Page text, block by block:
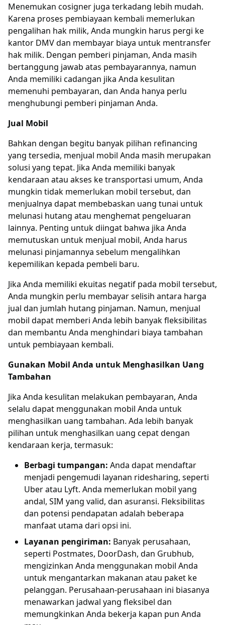
Menemukan cosigner juga terkadang lebih mudah.
Karena proses pembiayaan kembali memerlukan
pengalihan hak milik, Anda mungkin harus pergi ke
kantor DMV dan membayar biaya untuk mentransfer
hak milik. Dengan pemberi pinjaman, Anda masih
bertanggung jawab atas pembayarannya, namun
Anda memiliki cadangan jika Anda kesulitan
memenuhi pembayaran, dan Anda hanya perlu
menghubungi pemberi pinjaman Anda.
Jual Mobil
Bahkan dengan begitu banyak pilihan refinancing
yang tersedia, menjual mobil Anda masih merupakan
solusi yang tepat. Jika Anda memiliki banyak
kendaraan atau akses ke transportasi umum, Anda
mungkin tidak memerlukan mobil tersebut, dan
menjualnya dapat membebaskan uang tunai untuk
melunasi hutang atau menghemat pengeluaran
lainnya. Penting untuk diingat bahwa jika Anda
memutuskan untuk menjual mobil, Anda harus
melunasi pinjamannya sebelum mengalihkan
kepemilikan kepada pembeli baru.
Jika Anda memiliki ekuitas negatif pada mobil tersebut,
Anda mungkin perlu membayar selisih antara harga
jual dan jumlah hutang pinjaman. Namun, menjual
mobil dapat memberi Anda lebih banyak fleksibilitas
dan membantu Anda menghindari biaya tambahan
untuk pembiayaan kembali.
Gunakan Mobil Anda untuk Menghasilkan Uang
Tambahan
Jika Anda kesulitan melakukan pembayaran, Anda
selalu dapat menggunakan mobil Anda untuk
menghasilkan uang tambahan. Ada lebih banyak
pilihan untuk menghasilkan uang cepat dengan
kendaraan kerja, termasuk:
Berbagi tumpangan: Anda dapat mendaftar
menjadi pengemudi layanan ridesharing, seperti
Uber atau Lyft. Anda memerlukan mobil yang
andal, SIM yang valid, dan asuransi. Fleksibilitas
dan potensi pendapatan adalah beberapa
manfaat utama dari opsi ini.
Layanan pengiriman: Banyak perusahaan,
seperti Postmates, DoorDash, dan Grubhub,
mengizinkan Anda menggunakan mobil Anda
untuk mengantarkan makanan atau paket ke
pelanggan. Perusahaan-perusahaan ini biasanya
menawarkan jadwal yang fleksibel dan
memungkinkan Anda bekerja kapan pun Anda